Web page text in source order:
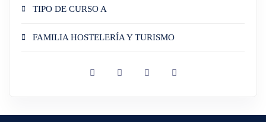
TIPO DE CURSO A
FAMILIA HOSTELERÍA Y TURISMO